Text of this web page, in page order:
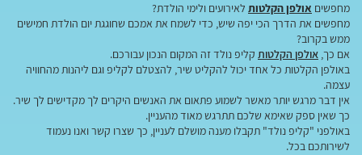
מחפשים אולפן הקלטות לאירועים ולימי הולדת?
מחפשים את הדרך הכי יפה שיש, כדי לשמח את אמכם שחוגגת יום הולדת חמישים
ממש בקרוב?
אם כך, אולפן הקלטות קליפ נולד זה המקום הנכון עבורכם.
באולפן הקלטות כל אחד יכול להקליט שיר, להצטלם לקליפ וגם ליהנות מהחוויה
עצמה.
אין דבר מרגש יותר מאשר לשמוע פתאום את האנשים היקרים לך מקדישים לך שיר.
כך שאין ספק שאימא שלכם תתרגש מאוד מהעניין.
באולפני "קליפ נולד" תקבלו מענה מושלם לעניין, כך שצרו קשר ואנו נעמוד
לשירותכם בכל.